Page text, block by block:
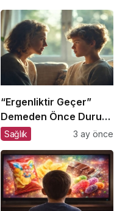
“Ergenliktir Geçer”
Demeden Önce Durun
ve Dinleyin
Sağlık 3 ay önce